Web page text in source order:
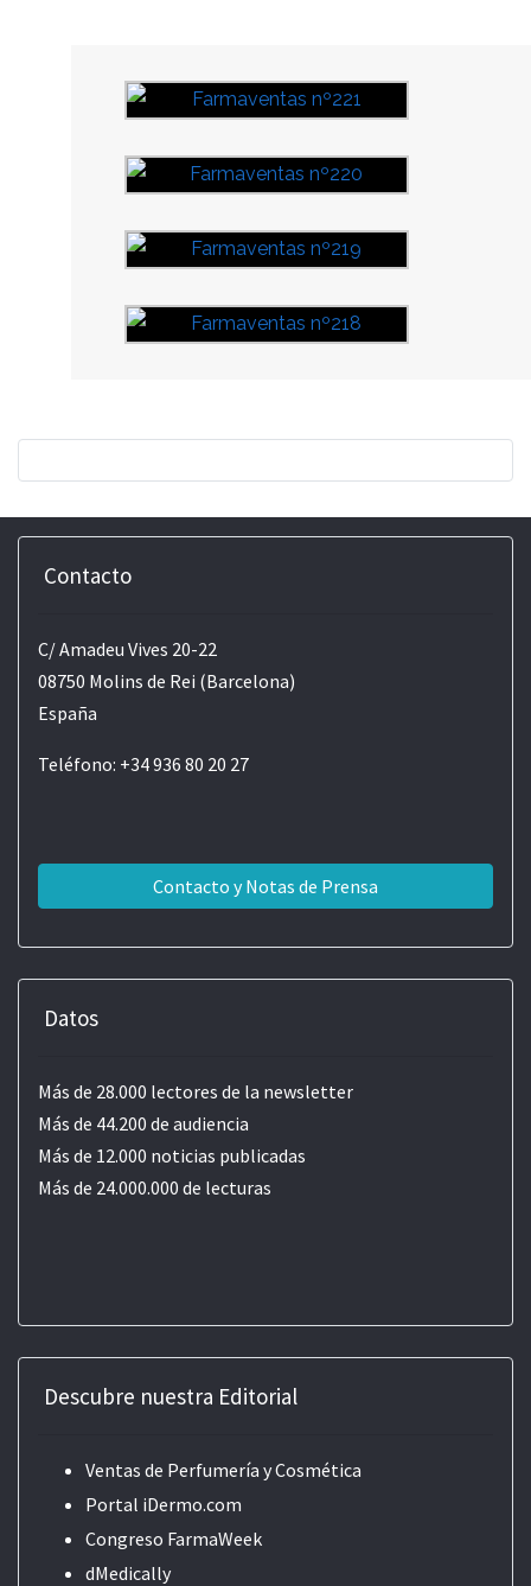
Contacto
C/ Amadeu Vives 20-22
08750 Molins de Rei (Barcelona)
España
Teléfono: +34 936 80 20 27
Contacto y Notas de Prensa
Datos
Más de 28.000 lectores de la newsletter
Más de 44.200 de audiencia
Más de 12.000 noticias publicadas
Más de 24.000.000 de lecturas
Descubre nuestra Editorial
Ventas de Perfumería y Cosmética
Portal iDermo.com
Congreso FarmaWeek
dMedically